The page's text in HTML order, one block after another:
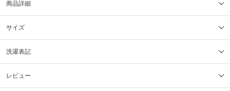
商品詳細
サイズ
洗濯表記
レビュー